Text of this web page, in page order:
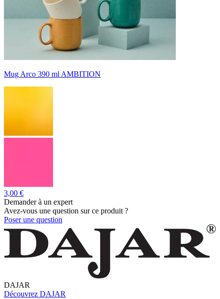
Mug Arco 390 ml AMBITION
3,00 €
Demander à un expert
Avez-vous une question sur ce produit ?
Poser une question
DAJAR
Découvrez DAJAR